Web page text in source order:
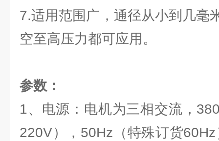
7.适用范围广，通径从小到几毫
空至高压力都可应用。
参数：
1、电源：电机为三相交流，
220V），50Hz（特殊订货